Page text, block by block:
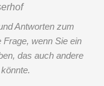
Antworten zum
Frage, wenn Sie ein
das auch andere